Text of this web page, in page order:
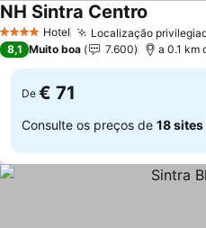
4 EstrelasHotel Localização
NH Sintra Centro
8,1 Muito boa 7.600 a 0.1 km
De € 71
Consulte os preços de 18 sites